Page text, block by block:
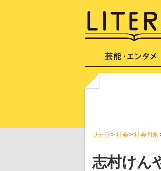
リテラ > 社会 > 社会問題
志村けん